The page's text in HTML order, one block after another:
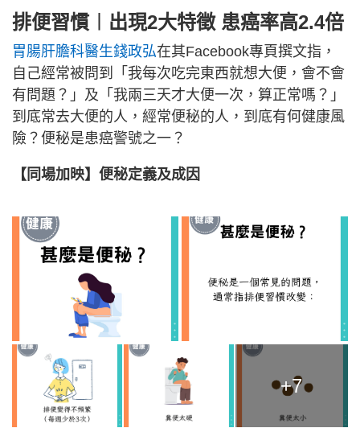
排便習慣︱出現2大特徵 患癌率高2.4倍
胃腸肝膽科醫生錢政弘在其Facebook專頁撰文指，
自己經常被問到「我每次吃完東西就想大便，會不會
有問題？」及「我兩三天才大便一次，算正常嗎？」
到底常去大便的人，經常便秘的人，到底有何健康風
險？便秘是患癌警號之一？
【同場加映】便秘定義及成因
+7